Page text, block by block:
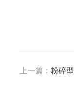
上一篇： 粉碎